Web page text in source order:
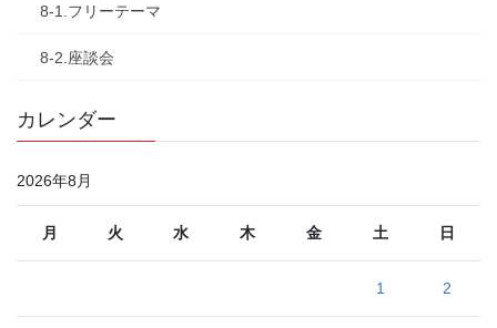
8-1.フリーテーマ
8-2.座談会
カレンダー
2026年8月
月 火 水 木 金 土 日
1 2